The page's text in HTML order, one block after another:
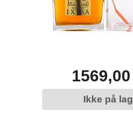
Ikke på